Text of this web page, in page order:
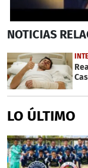
seconds
35
seconds
NOTICIAS
LO ÚLTIMO